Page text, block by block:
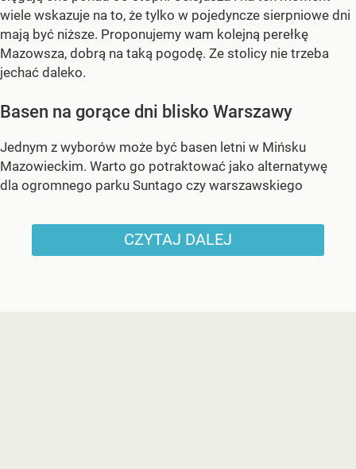
wiele wskazuje na to, że tylko w pojedyncze sierpniowe dni
mają być niższe. Proponujemy wam kolejną perełkę
Mazowsza, dobrą na taką pogodę. Ze stolicy nie trzeba
jechać daleko.
Basen na gorące dni blisko Warszawy
Jednym z wyborów może być basen letni w Mińsku
Mazowieckim. Warto go potraktować jako alternatywę
dla ogromnego parku Suntago czy warszawskiego
CZYTAJ DALEJ